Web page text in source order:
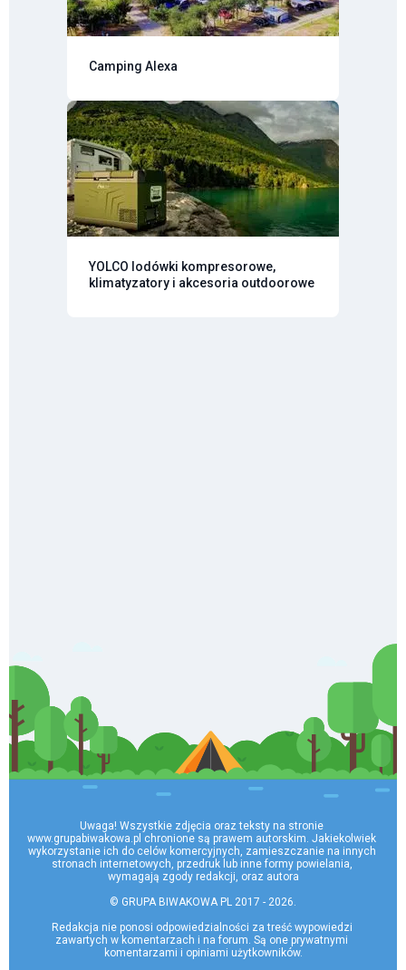
Camping Alexa
YOLCO lodówki kompresorowe,
klimatyzatory i akcesoria outdoorowe
Uwaga! Wszystkie zdjęcia oraz teksty na stronie
www.grupabiwakowa.pl chronione są prawem autorskim. Jakiekolwiek
wykorzystanie ich do celów komercyjnych, zamieszczanie na innych
stronach internetowych, przedruk lub inne formy powielania,
wymagają zgody redakcji, oraz autora
© GRUPA BIWAKOWA PL 2017 - 2026.
Redakcja nie ponosi odpowiedzialności za treść wypowiedzi
zawartych w komentarzach i na forum. Są one prywatnymi
komentarzami i opiniami użytkowników.